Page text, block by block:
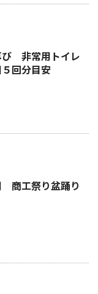
び 非常用トイレ
回分目安
商工祭り盆踊り